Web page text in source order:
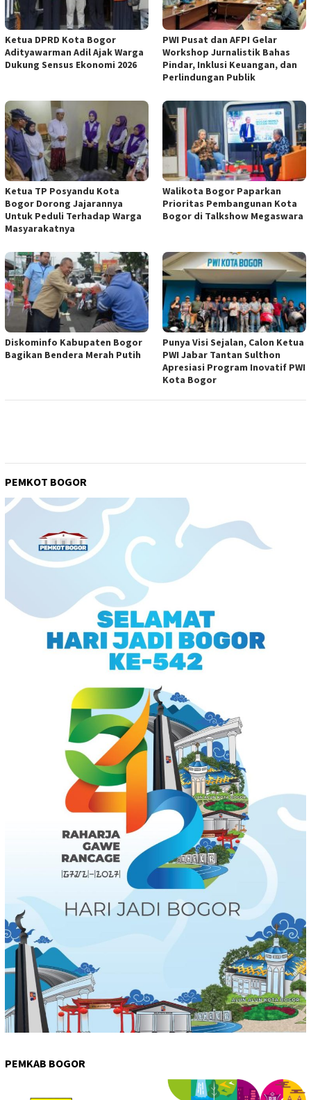
Ketua DPRD Kota Bogor
Adityawarman Adil Ajak Warga
Dukung Sensus Ekonomi 2026
PWI Pusat dan AFPI Gelar
Workshop Jurnalistik Bahas
Pindar, Inklusi Keuangan, dan
Perlindungan Publik
Ketua TP Posyandu Kota
Bogor Dorong Jajarannya
Untuk Peduli Terhadap Warga
Masyarakatnya
Walikota Bogor Paparkan
Prioritas Pembangunan Kota
Bogor di Talkshow Megaswara
Diskominfo Kabupaten Bogor
Bagikan Bendera Merah Putih
Punya Visi Sejalan, Calon Ketua
PWI Jabar Tantan Sulthon
Apresiasi Program Inovatif PWI
Kota Bogor
PEMKOT BOGOR
PEMKAB BOGOR